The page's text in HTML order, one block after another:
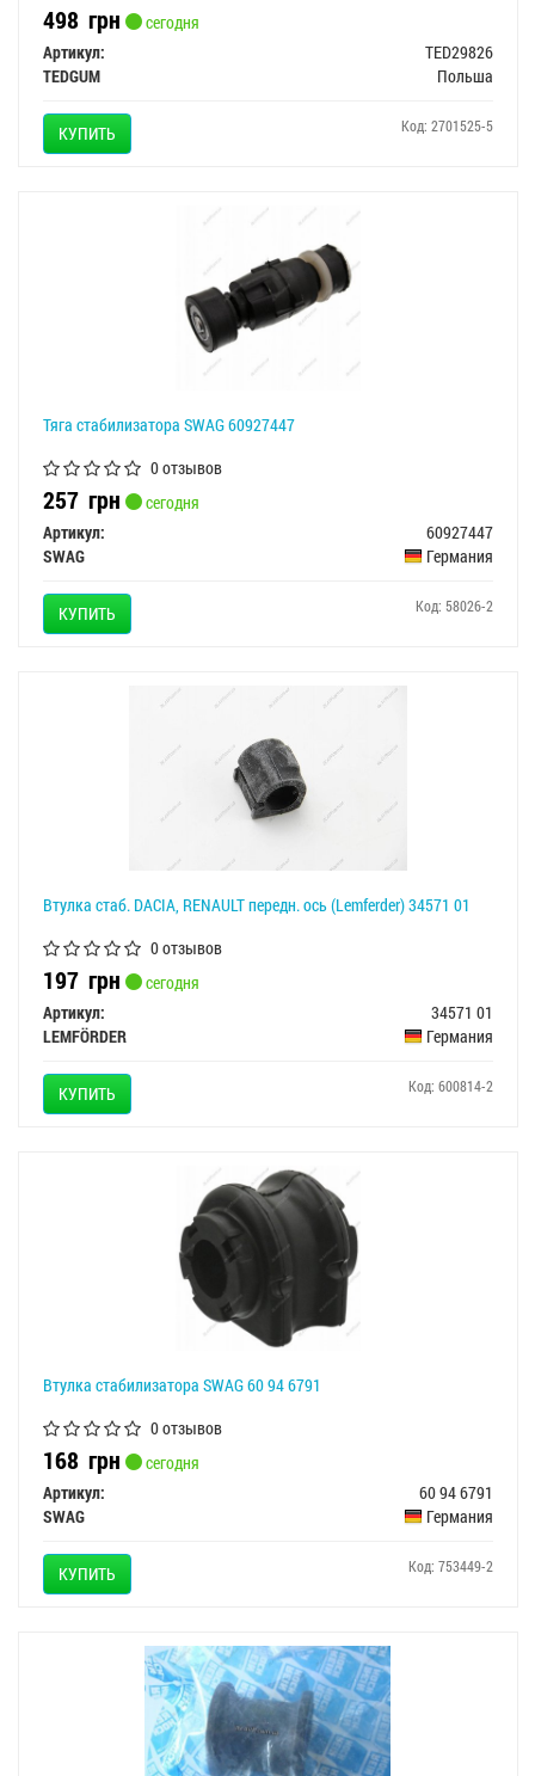
498 грн
сегодня
Артикул:
TED29826
TEDGUM
Польша
КУПИТЬ Код: 2701525-5
Тяга стабилизатора SWAG 60927447
0 отзывов
257 грн
сегодня
Артикул:
60927447
SWAG
Германия
КУПИТЬ Код: 58026-2
Втулка стаб. DACIA, RENAULT передн. ось (Lemferder) 34571 01
0 отзывов
197 грн
сегодня
Артикул:
34571 01
LEMFÖRDER
Германия
КУПИТЬ Код: 600814-2
Втулка стабилизатора SWAG 60 94 6791
0 отзывов
168 грн
сегодня
Артикул:
60 94 6791
SWAG
Германия
КУПИТЬ Код: 753449-2